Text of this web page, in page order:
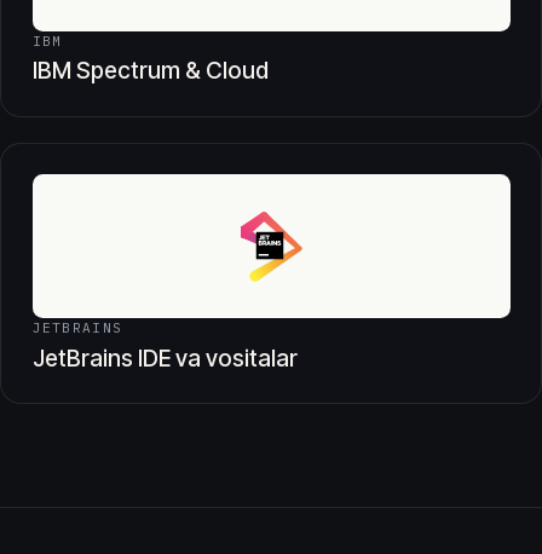
IBM
IBM Spectrum & Cloud
JETBRAINS
JetBrains IDE va vositalar